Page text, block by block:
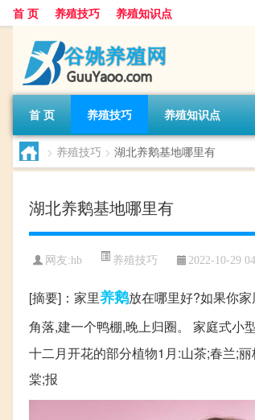
首 页 养殖技巧 养殖知识点
首 页 养殖技巧 养殖知识点
> 养殖技巧 > 湖北养鹅基地哪里有
湖北养鹅基地哪里有
网友:hb 养殖技巧 2022-10-29
[摘要]：家里养鹅放在哪里好?如果你
角落,建一个鸭棚,晚上归圈。 家庭式小
十二月开花的部分植物1月:山茶;春兰;
棠;报